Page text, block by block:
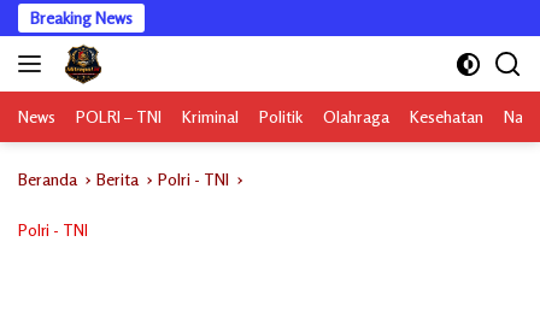
Langsung
ke
konten
Breaking News
News POLRI – TNI Kriminal Politik Olahraga Kesehatan
Beranda Berita Polri - TNI
Polri - TNI